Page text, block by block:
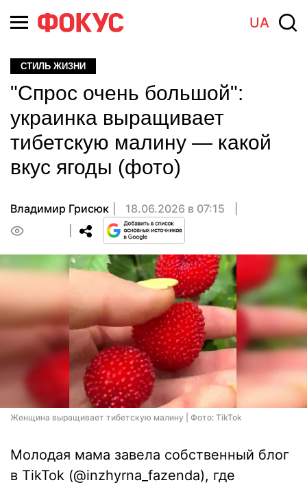
UA
СТИЛЬ ЖИЗНИ
"Спрос очень большой":
украинка выращивает
тибетскую малину — какой
вкус ягоды (фото)
Владимир Грисюк
18.06.2026 в 07:15
Женщина выращивает тибетскую малину | Фото: TikTok
Молодая мама завела собственный блог
в TikTok (@inzhyrna_fazenda), где